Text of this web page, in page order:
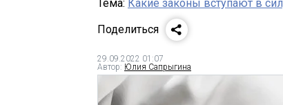
Тема: Какие законы вступают в
Поделиться
29.09.2022 01:07
Автор: Юлия Сапрыгина